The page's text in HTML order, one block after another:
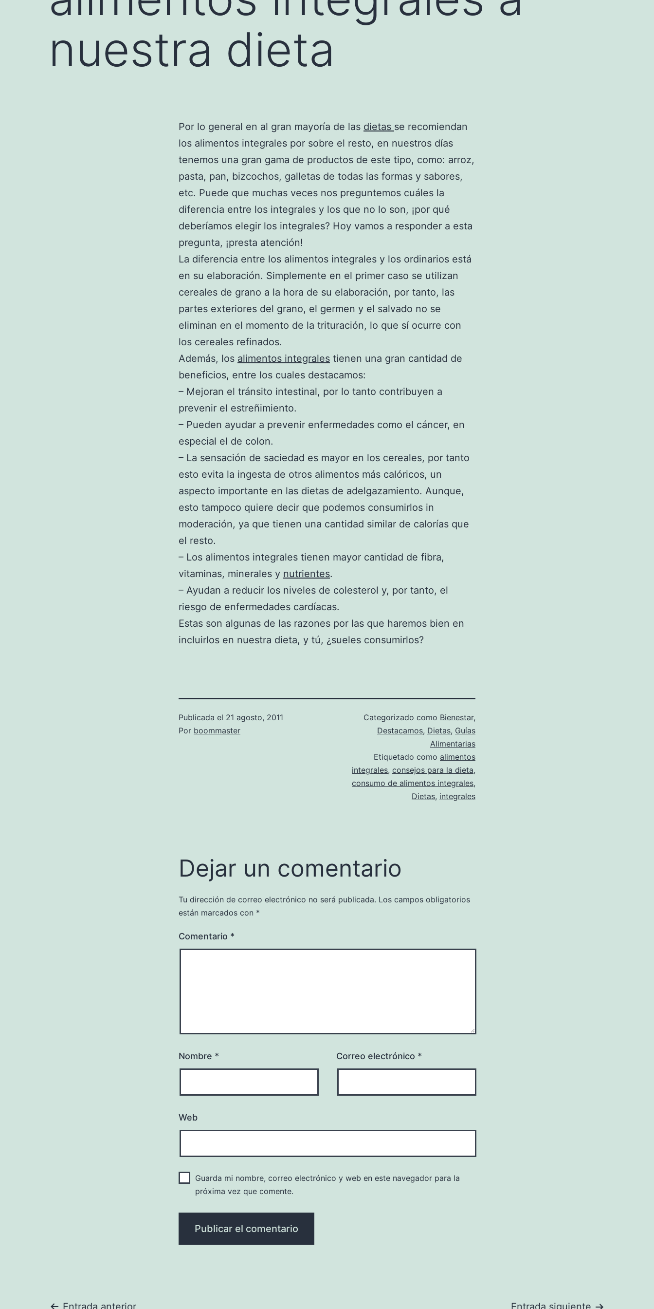
nuestra dieta
Por lo general en al gran mayoría de las dietas se recomiendan
los alimentos integrales por sobre el resto, en nuestros días
tenemos una gran gama de productos de este tipo, como: arroz,
pasta, pan, bizcochos, galletas de todas las formas y sabores,
etc. Puede que muchas veces nos preguntemos cuáles la
diferencia entre los integrales y los que no lo son, ¡por qué
deberíamos elegir los integrales? Hoy vamos a responder a esta
pregunta, ¡presta atención!
La diferencia entre los alimentos integrales y los ordinarios está
en su elaboración. Simplemente en el primer caso se utilizan
cereales de grano a la hora de su elaboración, por tanto, las
partes exteriores del grano, el germen y el salvado no se
eliminan en el momento de la trituración, lo que sí ocurre con
los cereales refinados.
Además, los alimentos integrales tienen una gran cantidad de
beneficios, entre los cuales destacamos:
– Mejoran el tránsito intestinal, por lo tanto contribuyen a
prevenir el estreñimiento.
– Pueden ayudar a prevenir enfermedades como el cáncer, en
especial el de colon.
– La sensación de saciedad es mayor en los cereales, por tanto
esto evita la ingesta de otros alimentos más calóricos, un
aspecto importante en las dietas de adelgazamiento. Aunque,
esto tampoco quiere decir que podemos consumirlos in
moderación, ya que tienen una cantidad similar de calorías que
el resto.
– Los alimentos integrales tienen mayor cantidad de fibra,
vitaminas, minerales y nutrientes.
– Ayudan a reducir los niveles de colesterol y, por tanto, el
riesgo de enfermedades cardíacas.
Estas son algunas de las razones por las que haremos bien en
incluirlos en nuestra dieta, y tú, ¿sueles consumirlos?
Publicada el 21 agosto, 2011
Por boommaster
Categorizado como Bienestar,
Destacamos, Dietas, Guías
Alimentarias
Etiquetado como alimentos
integrales, consejos para la dieta,
consumo de alimentos integrales,
Dietas, integrales
Dejar un comentario
Tu dirección de correo electrónico no será publicada. Los campos obligatorios
están marcados con *
Comentario *
Nombre * Correo electrónico *
Web
Guarda mi nombre, correo electrónico y web en este navegador para la
próxima vez que comente.
Entrada anterior Entrada siguiente